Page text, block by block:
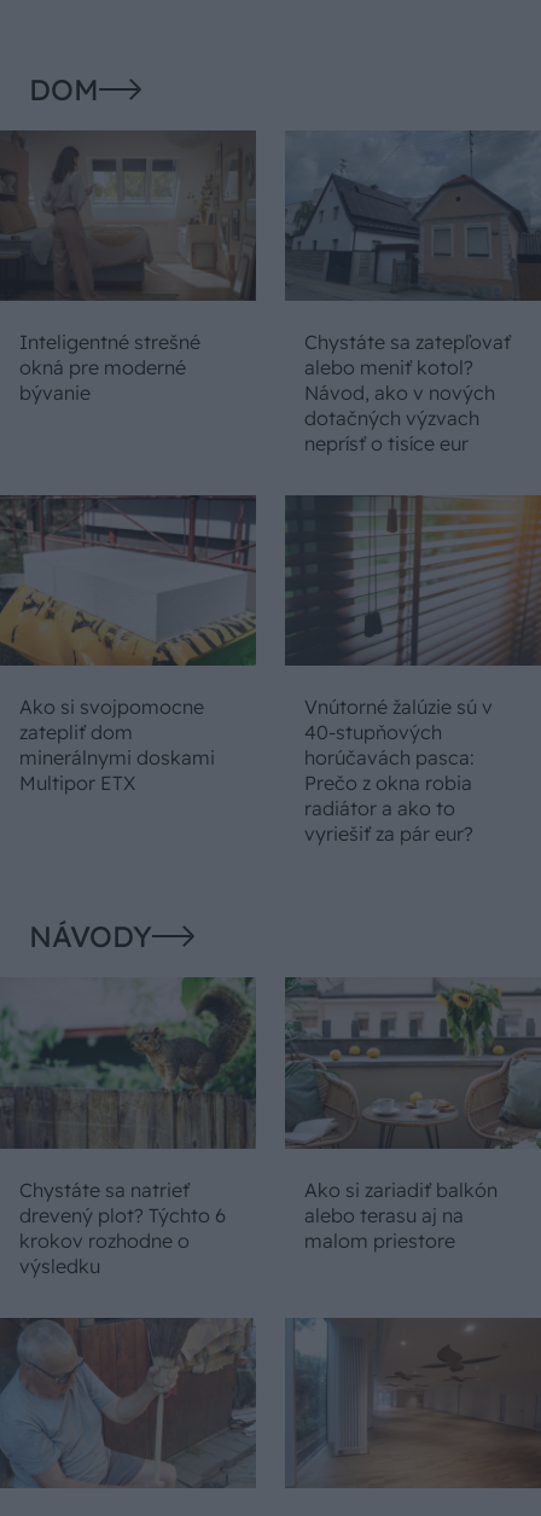
DOM
Inteligentné strešné
okná pre moderné
bývanie
Chystáte sa zatepľovať
alebo meniť kotol?
Návod, ako v nových
dotačných výzvach
neprísť o tisíce eur
Ako si svojpomocne
zatepliť dom
minerálnymi doskami
Multipor ETX
Vnútorné žalúzie sú v
40-stupňových
horúčavách pasca:
Prečo z okna robia
radiátor a ako to
vyriešiť za pár eur?
NÁVODY
Chystáte sa natrieť
drevený plot? Týchto 6
krokov rozhodne o
výsledku
Ako si zariadiť balkón
alebo terasu aj na
malom priestore